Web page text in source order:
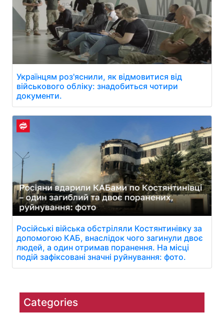
Categories
Українцям роз'яснили, як відмовитися від
військового обліку: знадобиться чотири
документи.
Російські війська обстріляли Костянтинівку за
допомогою КАБ, внаслідок чого загинули двоє
людей, а один отримав поранення. На місці
подій зафіксовані значні руйнування: фото.